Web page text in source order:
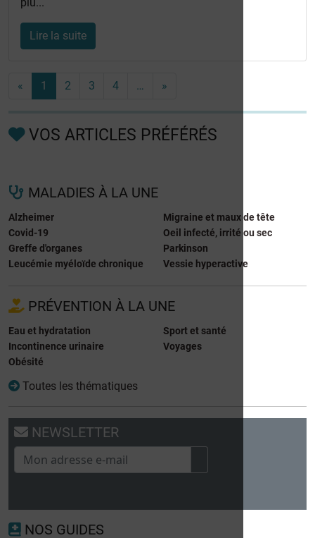
Lire la suite
« 1 2 3 4 … »
VOS ARTICLES PRÉFÉRÉS
MALADIES À LA UNE
Alzheimer
Covid-19
Greffe d'organes
Leucémie myéloïde chronique
Migraine et maux de tête
Oeil infecté, irrité ou sec
Parkinson
Vessie hyperactive
PRÉVENTION À LA UNE
Eau et hydratation
Incontinence urinaire
Obésité
Sport et santé
Voyages
Toutes les thématiques
NEWSLETTER
NOS GUIDES